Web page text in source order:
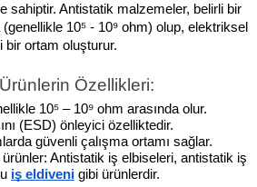
sahiptir. Antistatik malzemeler, belirli bir
10⁵ - 10⁹ ohm) olup, elektriksel
bir ortam oluşturur.
Özellikleri:
10⁵ – 10⁹ ohm arasında olur.
(ESD) önleyici özelliktedir.
güvenli çalışma ortamı sağlar.
ürünler: Antistatik iş elbiseleri, antistatik iş
iş eldiveni gibi ürünlerdir.